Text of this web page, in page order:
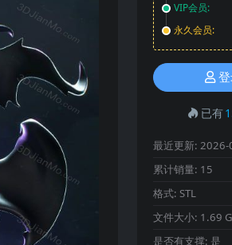
VIP会员:
永久会员:
已有
最近更新: 2026-
累计销量: 15
格式: STL
文件大小: 1.69
是否有支撑: 是